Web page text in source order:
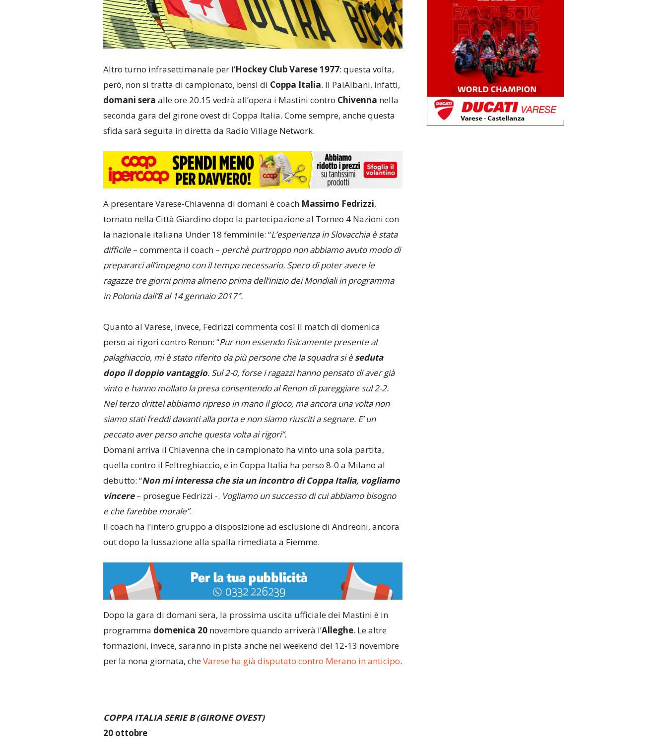
Altro turno infrasettimanale per l’Hockey Club Varese 1977: questa volta,
però, non si tratta di campionato, bensì di Coppa Italia. Il PalAlbani, infatti,
domani sera alle ore 20.15 vedrà all’opera i Mastini contro Chivenna nella
seconda gara del girone ovest di Coppa Italia. Come sempre, anche questa
sfida sarà seguita in diretta da Radio Village Network.
A presentare Varese-Chiavenna di domani è coach Massimo Fedrizzi,
tornato nella Città Giardino dopo la partecipazione al Torneo 4 Nazioni con
la nazionale italiana Under 18 femminile: “L’esperienza in Slovacchia è stata
difficile– commenta il coach – perchè purtroppo non abbiamo avuto modo di
prepararci all’impegno con il tempo necessario. Spero di poter avere le
ragazze tre giorni prima almeno prima dell’inizio dei Mondiali in programma
in Polonia dall’8 al 14 gennaio 2017″.
Quanto al Varese, invece, Fedrizzi commenta così il match di domenica
perso ai rigori contro Renon: “Pur non essendo fisicamente presente al
palaghiaccio, mi è stato riferito da più persone che la squadra si è seduta
dopo il doppio vantaggio. Sul 2-0, forse i ragazzi hanno pensato di aver già
vinto e hanno mollato la presa consentendo al Renon di pareggiare sul 2-2.
Nel terzo drittel abbiamo ripreso in mano il gioco, ma ancora una volta non
siamo stati freddi davanti alla porta e non siamo riusciti a segnare. E’ un
peccato aver perso anche questa volta ai rigori”.
Domani arriva il Chiavenna che in campionato ha vinto una sola partita,
quella contro il Feltreghiaccio, e in Coppa Italia ha perso 8-0 a Milano al
debutto: “Non mi interessa che sia un incontro di Coppa Italia, vogliamo
vincere– prosegue Fedrizzi -. Vogliamo un successo di cui abbiamo bisogno
e che farebbe morale”.
Il coach ha l’intero gruppo a disposizione ad esclusione di Andreoni, ancora
out dopo la lussazione alla spalla rimediata a Fiemme.
Dopo la gara di domani sera, la prossima uscita ufficiale dei Mastini è in
programma domenica 20novembre quando arriverà l’Alleghe. Le altre
formazioni, invece, saranno in pista anche nel weekend del 12-13 novembre
per la nona giornata, cheVarese ha già disputato contro Merano in anticipo.
COPPA ITALIA SERIE B (GIRONE OVEST)
20 ottobre